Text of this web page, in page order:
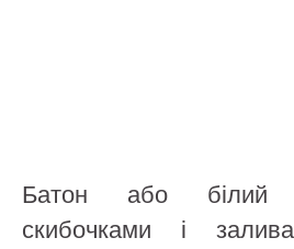
Батон або білий
скибочками і